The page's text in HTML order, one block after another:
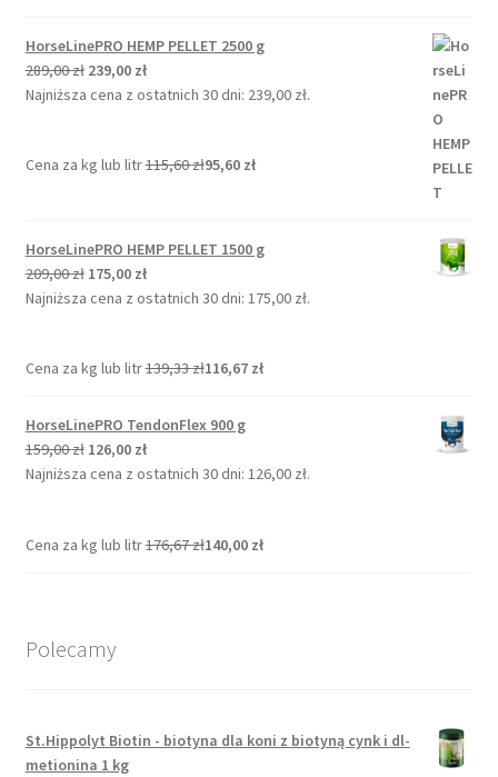
HorseLinePRO HEMP PELLET 2500 g
289,00zł Pierwotna
cena
239,00 złAktualna
cena
Najniższa cena z ostatnich 30 dni: 239,00 zł.
Cena za kg lub litr115,60zł95,60 zł
HorseLinePRO HEMP PELLET 1500 g
209,00zł Pierwotna
cena
175,00 złAktualna
cena
Najniższa cena z ostatnich 30 dni: 175,00 zł.
Cena za kg lub litr139,33zł116,67 zł
HorseLinePRO TendonFlex 900 g
159,00zł Pierwotna
cena
126,00 złAktualna
cena
Najniższa cena z ostatnich 30 dni: 126,00 zł.
Cena za kg lub litr176,67zł140,00 zł
Polecamy
St.Hippolyt Biotin - biotyna dla koni z biotyną cynk i dl-
metionina 1 kg